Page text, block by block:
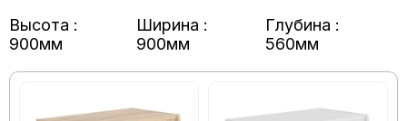
Высота :
900мм
Ширина :
900мм
Глубина :
560мм